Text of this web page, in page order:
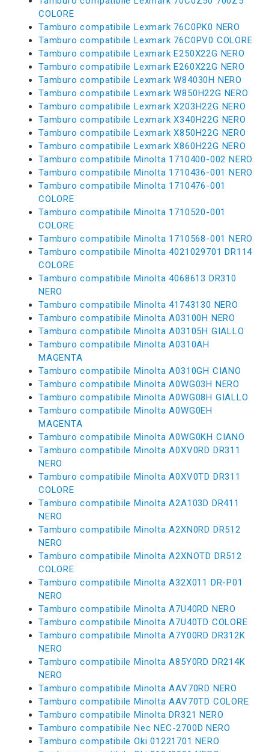
COLORE
Tamburo compatibile Lexmark 76C0PK0 NERO
Tamburo compatibile Lexmark 76C0PV0 COLORE
Tamburo compatibile Lexmark E250X22G NERO
Tamburo compatibile Lexmark E260X22G NERO
Tamburo compatibile Lexmark W84030H NERO
Tamburo compatibile Lexmark W850H22G NERO
Tamburo compatibile Lexmark X203H22G NERO
Tamburo compatibile Lexmark X340H22G NERO
Tamburo compatibile Lexmark X850H22G NERO
Tamburo compatibile Lexmark X860H22G NERO
Tamburo compatibile Minolta 1710400-002 NERO
Tamburo compatibile Minolta 1710436-001 NERO
Tamburo compatibile Minolta 1710476-001
COLORE
Tamburo compatibile Minolta 1710520-001
COLORE
Tamburo compatibile Minolta 1710568-001 NERO
Tamburo compatibile Minolta 4021029701 DR114
COLORE
Tamburo compatibile Minolta 4068613 DR310
NERO
Tamburo compatibile Minolta 41743130 NERO
Tamburo compatibile Minolta A03100H NERO
Tamburo compatibile Minolta A03105H GIALLO
Tamburo compatibile Minolta A0310AH
MAGENTA
Tamburo compatibile Minolta A0310GH CIANO
Tamburo compatibile Minolta A0WG03H NERO
Tamburo compatibile Minolta A0WG08H GIALLO
Tamburo compatibile Minolta A0WG0EH
MAGENTA
Tamburo compatibile Minolta A0WG0KH CIANO
Tamburo compatibile Minolta A0XV0RD DR311
NERO
Tamburo compatibile Minolta A0XV0TD DR311
COLORE
Tamburo compatibile Minolta A2A103D DR411
NERO
Tamburo compatibile Minolta A2XN0RD DR512
NERO
Tamburo compatibile Minolta A2XNOTD DR512
COLORE
Tamburo compatibile Minolta A32X011 DR-P01
NERO
Tamburo compatibile Minolta A7U40RD NERO
Tamburo compatibile Minolta A7U40TD COLORE
Tamburo compatibile Minolta A7Y00RD DR312K
NERO
Tamburo compatibile Minolta A85Y0RD DR214K
NERO
Tamburo compatibile Minolta AAV70RD NERO
Tamburo compatibile Minolta AAV70TD COLORE
Tamburo compatibile Minolta DR321 NERO
Tamburo compatibile Nec NEC-2700D NERO
Tamburo compatibile Oki 01221701 NERO